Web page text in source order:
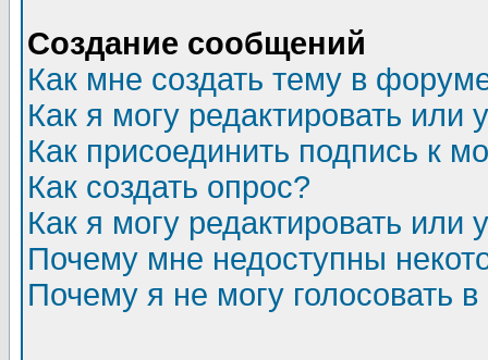
Создание сообщений
Как мне создать тему в
Как я могу редактировать или
Как присоединить подпись к
Как создать опрос?
Как я могу редактировать или
Почему мне недоступны
Почему я не могу голосовать